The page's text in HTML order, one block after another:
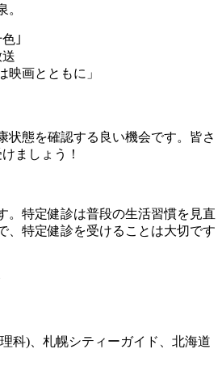
。
｣
送
映画とともに」
状態を確認する良い機会です。皆さ
ましょう！
。特定健診は普段の生活習慣を見直
、特定健診を受けることは大切です
科)、札幌シティーガイド、北海道